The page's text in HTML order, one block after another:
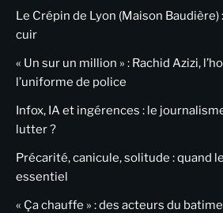
Le Crépin de Lyon (Maison Baudière)
cuir
« Un sur un million » : Rachid Azizi,
l’uniforme de police
Infox, IA et ingérences : le
lutter ?
Précarité, canicule, solitude : quand
essentiel
« Ça chauffe » : des acteurs du